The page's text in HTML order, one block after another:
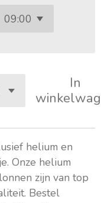
In
helium en
Onze helium
zijn van top
Bestel